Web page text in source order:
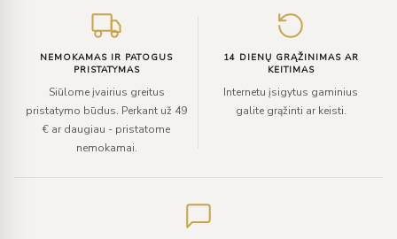
NEMOKAMAS IR PATOGUS
PRISTATYMAS
Siūlome įvairius greitus
pristatymo būdus. Perkant už 49
€ ar daugiau - pristatome
nemokamai.
14 DIENŲ GRĄŽINIMAS AR
KEITIMAS
Internetu įsigytus gaminius
galite grąžinti ar keisti.